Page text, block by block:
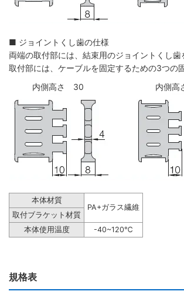
■ ジョイントくし歯の仕様
両端の取付部には、結束用のジョイントくし歯
取付部には、ケーブルを固定するための3つの
内側高さ 30
内側
本体材質
PA+ガラス繊維
取付ブラケット材質
本体使用温度
-40~120℃
規格表